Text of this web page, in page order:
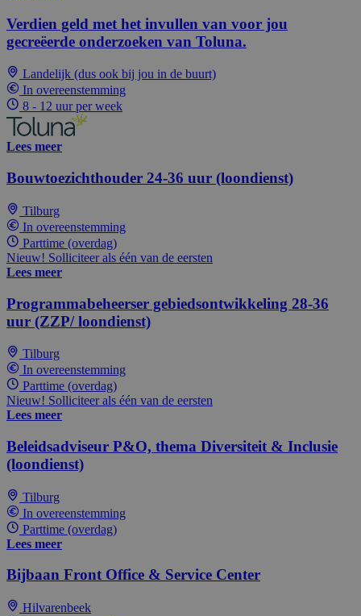
Verdien geld met het invullen van voor jou
gecreëerde onderzoeken van Toluna.
Landelijk (dus ook bij jou in de buurt)
In overeenstemming
8 - 12 uur per week
Lees meer
Bouwtoezichthouder 24-36 uur (loondienst)
Tilburg
In overeenstemming
Parttime (overdag)
Nieuw! Solliciteer als één van de eersten
Lees meer
Programmabeheerser gebiedsontwikkeling 28-36
uur (ZZP/ loondienst)
Tilburg
In overeenstemming
Parttime (overdag)
Nieuw! Solliciteer als één van de eersten
Lees meer
Beleidsadviseur P&O, thema Diversiteit & Inclusie
(loondienst)
Tilburg
In overeenstemming
Parttime (overdag)
Lees meer
Bijbaan Front Office & Service Center
Hilvarenbeek